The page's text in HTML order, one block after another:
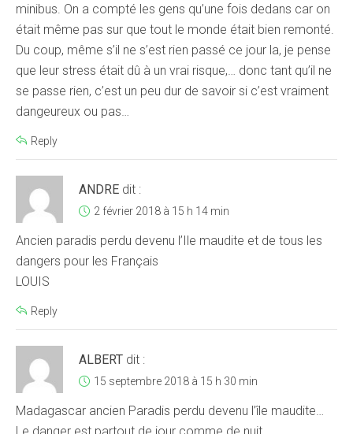
minibus. On a compté les gens qu’une fois dedans car on
était même pas sur que tout le monde était bien remonté.
Du coup, même s’il ne s’est rien passé ce jour la, je pense
que leur stress était dû à un vrai risque,… donc tant qu’il ne
se passe rien, c’est un peu dur de savoir si c’est vraiment
dangeureux ou pas…
Reply
ANDRE dit :
2 février 2018 à 15 h 14 min
Ancien paradis perdu devenu l’Ile maudite et de tous les
dangers pour les Français
LOUIS
Reply
ALBERT dit :
15 septembre 2018 à 15 h 30 min
Madagascar ancien Paradis perdu devenu l’île maudite…
Le danger est partout de jour comme de nuit